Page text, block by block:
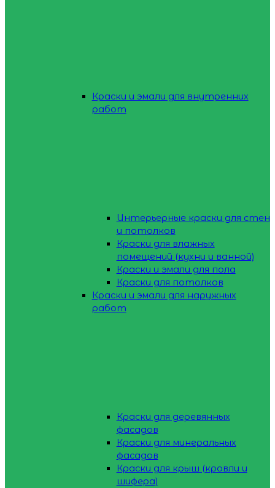
Краски и эмали для внутренних
работ
Интерьерные краски для стен
и потолков
Краски для влажных
помещений (кухни и ванной)
Краски и эмали для пола
Краски для потолков
Краски и эмали для наружных
работ
Краски для деревянных
фасадов
Краски для минеральных
фасадов
Краски для крыш (кровли и
шифера)